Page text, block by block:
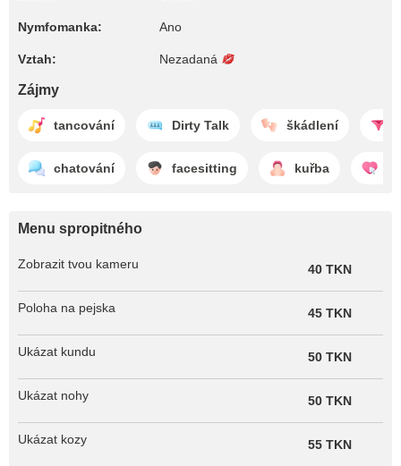
Nymfomanka: Ano
Vztah: Nezadaná
Zájmy
tancování Dirty Talk škádlení
chatování facesitting kuřba
Menu spropitného
Zobrazit tvou kameru 40 TKN
Poloha na pejska 45 TKN
Ukázat kundu 50 TKN
Ukázat nohy 50 TKN
Ukázat kozy 55 TKN